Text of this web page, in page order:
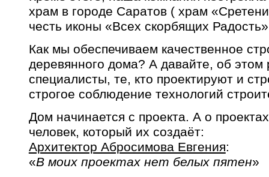
храм в городе Саратов ( храм
честь иконы «Всех скорбящих
Как мы обеспечиваем качественное
деревянного дома? А давайте, об этом
специалисты, те, кто проектируют и
строгое соблюдение технологий
Дом начинается с проекта. А о
человек, который их создаёт:
Архитектор Абросимова Евгения:
«В моих проектах нет белых пятен»